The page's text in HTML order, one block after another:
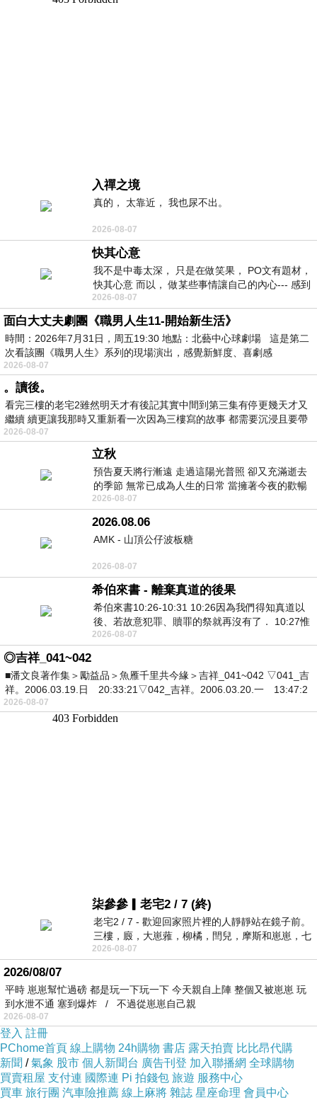
入禪之境
真的， 太靠近， 我也尿不出。
2026-08-07
快其心意
我不是中毒太深， 只是在做笑果， PO文有題材，
快其心意 而以， 做某些事情讓自己的內心--- 感到
愉快。
2026-08-07
面白大丈夫劇團《職男人生11-開始新生活》
時間：2026年7月31日，周五19:30 地點：北藝中心球劇場 這是第二
次看該團《職男人生》系列的現場演出，感覺新鮮度、喜劇感
2026-08-07
。讀後。
看完三樓的老宅2雖然明天才有後記其實中間到第三集有停更幾天才又
繼續 續更讓我那時又重新看一次因為三樓寫的故事 都需要沉浸且要帶
有
2026-08-07
立秋
預告夏天將行漸遠 走過這陽光普照 卻又充滿逝去
的季節 無常已成為人生的日常 當擁著今夜的歡暢
舒心 轉眼驟成昨日 而明晨 太陽
2026-08-07
2026.08.06
AMK - 山頂公仔波板糖
2026-08-07
希伯來書 - 離棄真道的後果
希伯來書10:26-10:31 10:26因為我們得知真道以
後、若故意犯罪、贖罪的祭就再沒有了． 10:27惟
有戰懼等候審判和那燒滅眾敵人的烈火
2026-08-07
◎吉祥_041~042
■潘文良著作集＞勵益品＞魚雁千里共今緣＞吉祥_041~042 ▽041_吉
祥。2006.03.19.日 20:33:21▽042_吉祥。2006.03.20.一 13:47:2
2026-08-07
柒參參▎老宅2 / 7 (終)
老宅2 / 7 - 歡迎回家照片裡的人靜靜站在鏡子前。
三樓，廄，大崽蕥，柳橘，閆兒，摩斯和崽崽，七
個人整整齊齊地站在鏡框之外，如同
2026-08-07
2026/08/07
平時 崽崽幫忙過磅 都是玩一下玩一下 今天親自上陣 整個又被崽崽 玩
到水泄不通 塞到爆炸 / 不過從崽崽自己親
2026-08-07
登入 註冊
PChome首頁 線上購物 24h購物 書店 露天拍賣 比比昂代購
新聞 /氣象 股市 個人新聞台 廣告刊登 加入聯播網 全球購物
買賣租屋 支付連 國際連 Pi 拍錢包 旅遊 服務中心
買車 旅行團 汽車險推薦 線上麻將 雜誌 星座命理 會員中心